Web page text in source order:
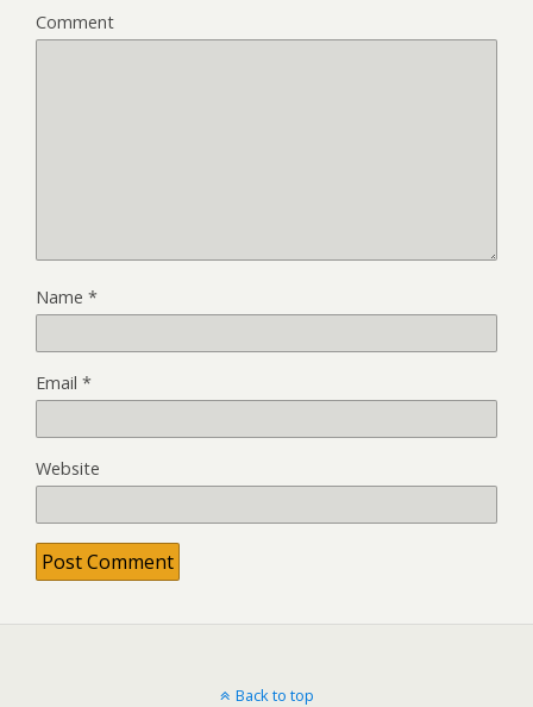
Comment
Name *
Email *
Website
Back to top